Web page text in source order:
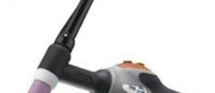
Rreth Nesh
Produktet
Saldatriçe
Të Reja